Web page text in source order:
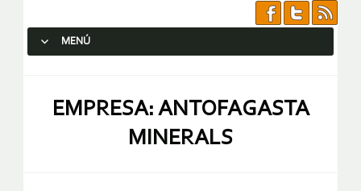
MENÚ
EMPRESA: ANTOFAGASTA
MINERALS